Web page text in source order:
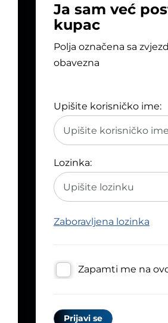
Ja sam već
kupac
Polja označena sa
obavezna
Upišite korisničko ime:
Lozinka:
Zaboravljena lozinka
Zapamti me na